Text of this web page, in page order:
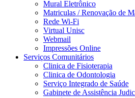
Mural Eletrônico
Matriculas / Renovação de
Rede Wi-Fi
Virtual Unisc
Webmail
Impressões Online
Serviços Comunitários
Clinica de Fisioterapia
Clinica de Odontologia
Serviço Integrado de Saúde
Gabinete de Assistência